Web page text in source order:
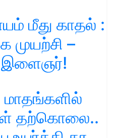
மீது காதல் :
முயற்சி –
இளைஞர்!
மாதங்களில்
தற்கொலை..